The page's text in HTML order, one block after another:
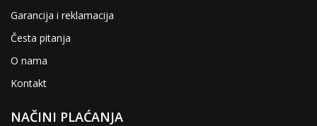
Garancija i reklamacija
Česta pitanja
O nama
Kontakt
NAČINI PLAĆANJA